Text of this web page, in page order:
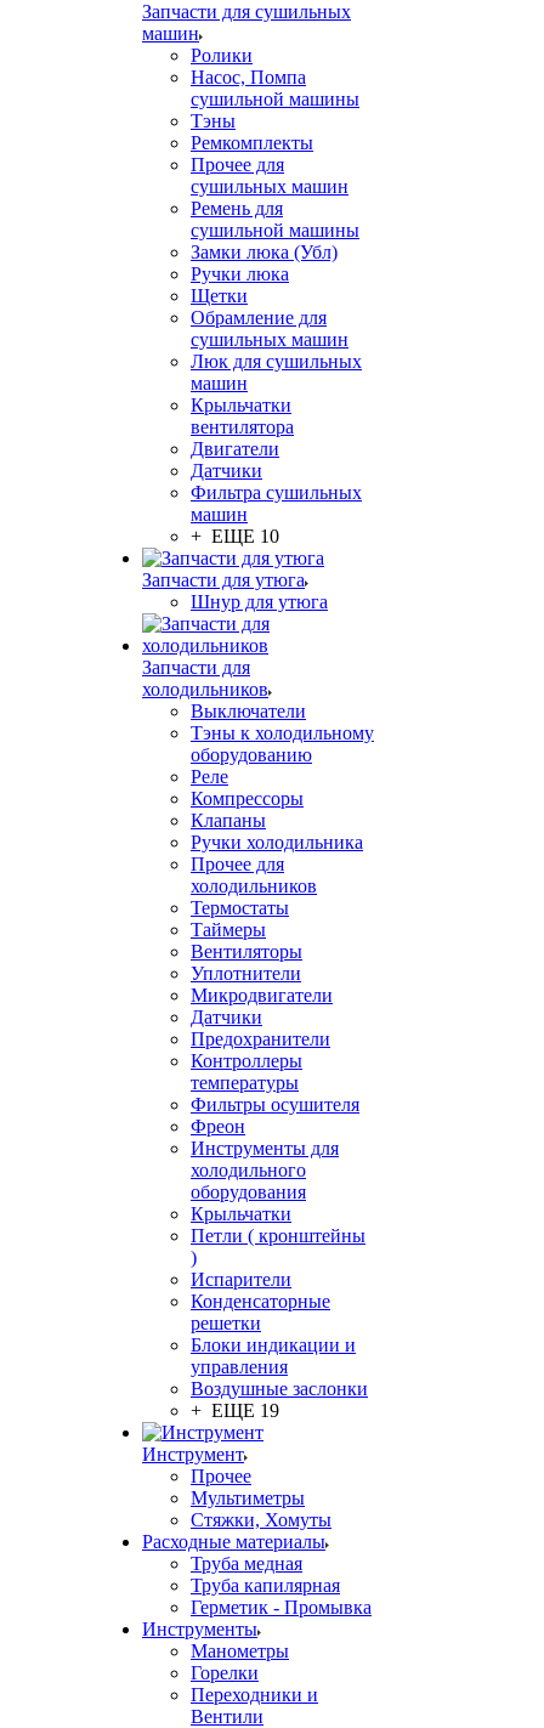
Запчасти для сушильных
машин
Ролики
Насос, Помпа
сушильной машины
Тэны
Ремкомплекты
Прочее для
сушильных машин
Ремень для
сушильной машины
Замки люка (Убл)
Ручки люка
Щетки
Обрамление для
сушильных машин
Люк для сушильных
машин
Крыльчатки
вентилятора
Двигатели
Датчики
Фильтра сушильных
машин
+ ЕЩЕ 10
Запчасти для утюга
Шнур для утюга
Запчасти для
холодильников
Выключатели
Тэны к холодильному
оборудованию
Реле
Компрессоры
Клапаны
Ручки холодильника
Прочее для
холодильников
Термостаты
Таймеры
Вентиляторы
Уплотнители
Микродвигатели
Датчики
Предохранители
Контроллеры
температуры
Фильтры осушителя
Фреон
Инструменты для
холодильного
оборудования
Крыльчатки
Петли ( кронштейны
)
Испарители
Конденсаторные
решетки
Блоки индикации и
управления
Воздушные заслонки
+ ЕЩЕ 19
Инструмент
Прочее
Мультиметры
Стяжки, Хомуты
Расходные материалы
Труба медная
Труба капилярная
Герметик - Промывка
Инструменты
Манометры
Горелки
Переходники и
Вентили